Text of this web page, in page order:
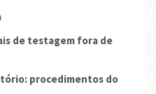
de testagem fora de
procedimentos do